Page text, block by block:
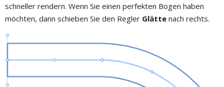
schneller rendern. Wenn Sie einen perfekten Bogen haben
möchten, dann schieben Sie den Regler Glätte nach rechts.